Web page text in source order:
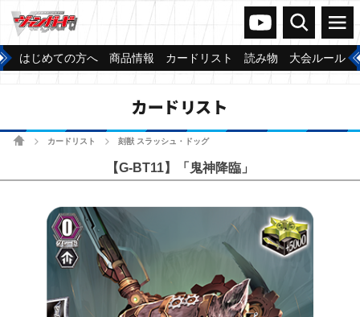
ヴァンガードch
検索 メニュー
はじめての方へ 商品情報 カードリスト 読み物 大会ルール
カードリスト
ホームカードリスト 刻獣 スラッシュ・ドッグ
【G-BT11】「鬼神降臨」